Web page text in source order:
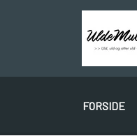
FORSIDE